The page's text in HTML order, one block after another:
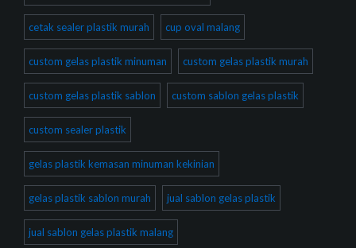
cetak sealer plastik murah cup oval malang
custom gelas plastik minuman custom gelas plastik murah
custom gelas plastik sablon custom sablon gelas plastik
custom sealer plastik
gelas plastik kemasan minuman kekinian
gelas plastik sablon murah jual sablon gelas plastik
jual sablon gelas plastik malang